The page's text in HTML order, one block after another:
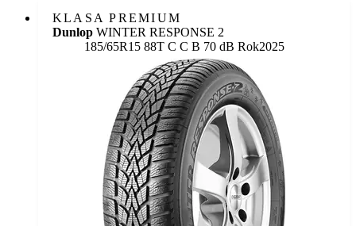
KLASA PREMIUM
Dunlop WINTER RESPONSE 2
185/65R15 88T Etykieta:
C C B 70 dB Rok2025